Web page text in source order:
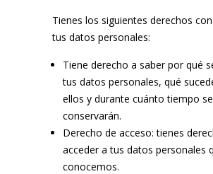
Tienes los siguientes derechos
tus datos personales:
Tiene derecho a saber por qué
tus datos personales, qué
ellos y durante cuánto tiempo se
conservarán.
Derecho de acceso: tienes
acceder a tus datos personales
conocemos.